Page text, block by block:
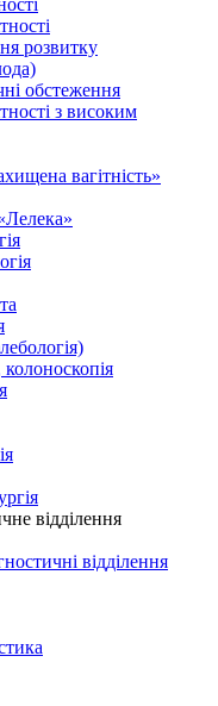
розвитку
обстеження
з високим
вагітність»
відділення
відділення